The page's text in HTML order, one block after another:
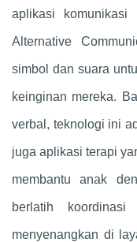
aplikasi komunikasi
Alternative
simbol dan suara
keinginan mereka.
verbal, teknologi ini
juga aplikasi terapi
membantu anak
berlatih
menyenangkan di